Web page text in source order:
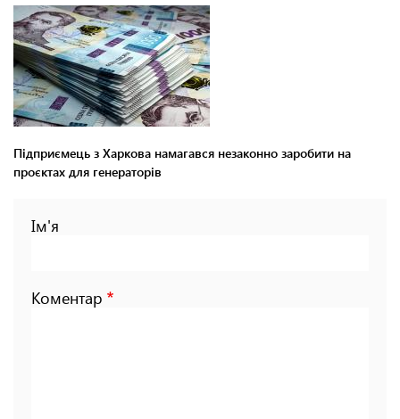
Підприємець з Харкова намагався незаконно заробити на
проєктах для генераторів
Ім'я
Коментар